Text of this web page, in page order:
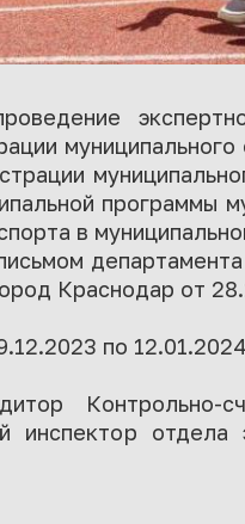
программы
в
Краснодар от
по
инспектор отдела